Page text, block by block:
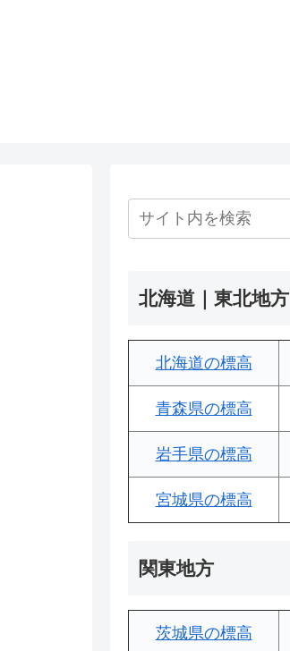
北海道｜東北地方
北海道の標高
青森県の標高
岩手県の標高
宮城県の標高
関東地方
茨城県の標高